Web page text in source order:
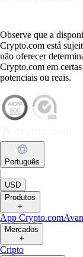
Observe que a
Crypto.com está
não oferecer
Crypto.com em
potenciais ou reais.
Português
|
USD
Produtos
+
App Crypto.com
Mercados
+
Cripto